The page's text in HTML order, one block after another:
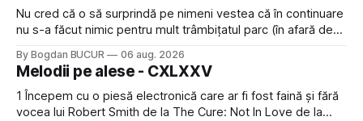
Nu cred că o să surprindă pe nimeni vestea că în continuare
nu s-a făcut nimic pentru mult trâmbițatul parc (în afară de
timp pui și latră prin gard la lumea care trece prin zonă). Am
avut, în schimb, o belea
By Bogdan BUCUR 06 aug. 2026
Melodii pe alese - CXLXXV
1 Începem cu o piesă electronică care ar fi fost faină și fără
vocea lui Robert Smith de la The Cure: Not In Love de la